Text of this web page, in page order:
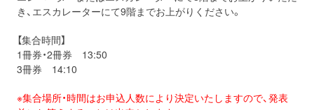
き、エスカレーターにて9階までお上がりください。
【集合時間】
1冊券・2冊券 13:50
3冊券 14:10
※集合場所・時間はお申込人数により決定いたしますので、発表